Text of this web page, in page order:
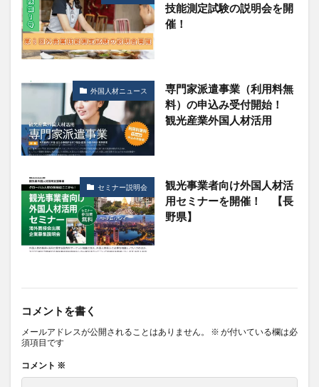
技能測定試験の説明会を開
催！
外国人材ニュース
専門家派遣事業（利用料無
料）の申込み受付開始！
観光産業外国人材活用
セミナー説明会
観光事業者向け外国人材活
用セミナーを開催！ 【長
野県】
コメントを書く
メールアドレスが公開されることはありません。 ※ が付いている欄は必
須項目です
コメント ※